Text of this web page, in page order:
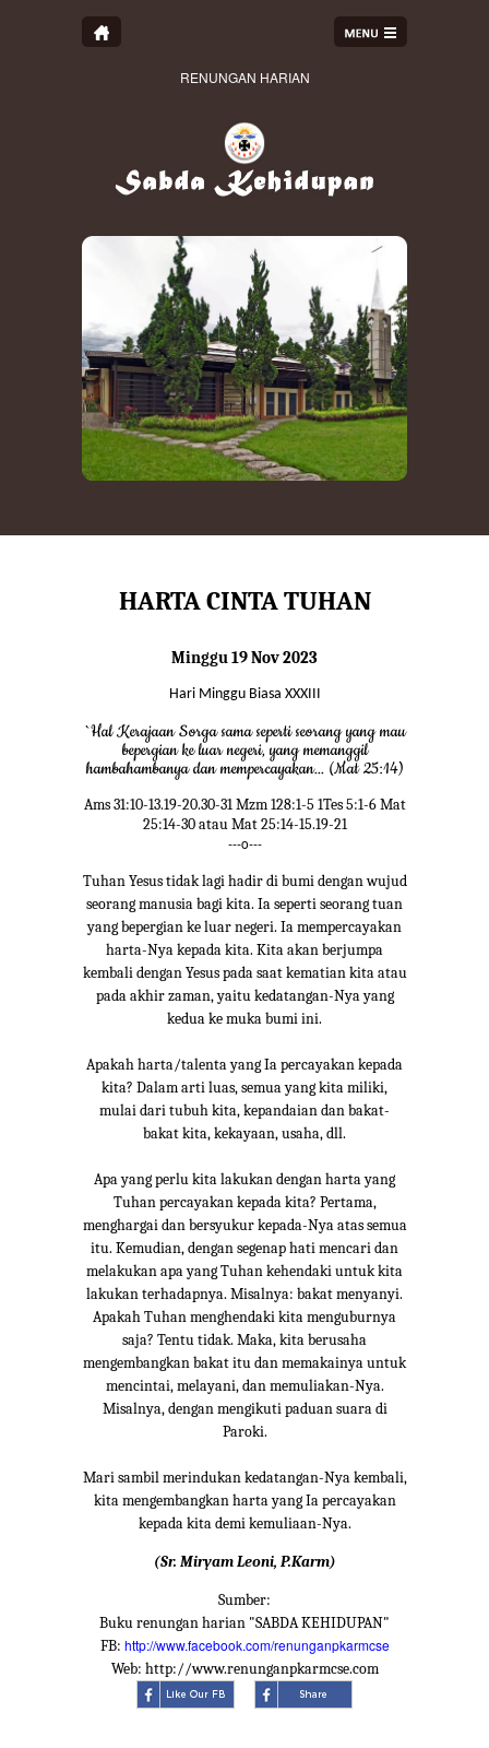
RENUNGAN HARIAN
HARTA CINTA TUHAN
Minggu 19 Nov 2023
Hari Minggu Biasa XXXIII
`Hal Kerajaan Sorga sama seperti seorang yang mau
bepergian ke luar negeri, yang memanggil
hambahambanya dan mempercayakan... (Mat 25:14)
Ams 31:10-13.19-20.30-31 Mzm 128:1-5 1Tes 5:1-6 Mat
25:14-30 atau Mat 25:14-15.19-21
---o---
Tuhan Yesus tidak lagi hadir di bumi dengan wujud
seorang manusia bagi kita. Ia seperti seorang tuan
yang bepergian ke luar negeri. Ia mempercayakan
harta-Nya kepada kita. Kita akan berjumpa
kembali dengan Yesus pada saat kematian kita atau
pada akhir zaman, yaitu kedatangan-Nya yang
kedua ke muka bumi ini.
Apakah harta/talenta yang Ia percayakan kepada
kita? Dalam arti luas, semua yang kita miliki,
mulai dari tubuh kita, kepandaian dan bakat-
bakat kita, kekayaan, usaha, dll.
Apa yang perlu kita lakukan dengan harta yang
Tuhan percayakan kepada kita? Pertama,
menghargai dan bersyukur kepada-Nya atas semua
itu. Kemudian, dengan segenap hati mencari dan
melakukan apa yang Tuhan kehendaki untuk kita
lakukan terhadapnya. Misalnya: bakat menyanyi.
Apakah Tuhan menghendaki kita menguburnya
saja? Tentu tidak. Maka, kita berusaha
mengembangkan bakat itu dan memakainya untuk
mencintai, melayani, dan memuliakan-Nya.
Misalnya, dengan mengikuti paduan suara di
Paroki.
Mari sambil merindukan kedatangan-Nya kembali,
kita mengembangkan harta yang Ia percayakan
kepada kita demi kemuliaan-Nya.
(Sr. Miryam Leoni, P.Karm)
Sumber:
Buku renungan harian "SABDA KEHIDUPAN"
FB: http://www.facebook.com/renunganpkarmcse
Web: http://www.renunganpkarmcse.com